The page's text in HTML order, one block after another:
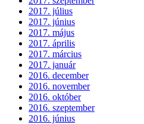
2017. július
2017. június
2017. május
2017. április
2017. március
2017. január
2016. december
2016. november
2016. október
2016. szeptember
2016. június